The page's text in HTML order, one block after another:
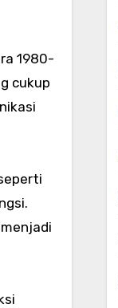
1980-
cukup